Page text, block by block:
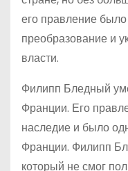
его правление
преобразование и
власти.
Филипп Бледный
Франции. Его
наследие и было
Франции. Филипп
который не смог